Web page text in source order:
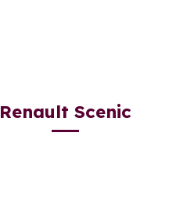
Renault Scenic